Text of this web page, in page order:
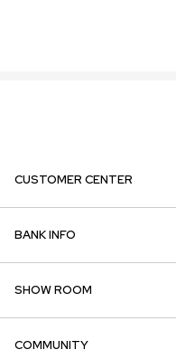
CUSTOMER CENTER
BANK INFO
SHOW ROOM
COMMUNITY